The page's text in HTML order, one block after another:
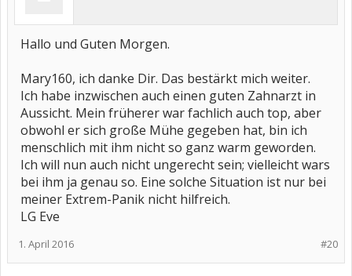
Hallo und Guten Morgen.
Mary160, ich danke Dir. Das bestärkt mich weiter.
Ich habe inzwischen auch einen guten Zahnarzt in
Aussicht. Mein früherer war fachlich auch top, aber
obwohl er sich große Mühe gegeben hat, bin ich
menschlich mit ihm nicht so ganz warm geworden.
Ich will nun auch nicht ungerecht sein; vielleicht wars
bei ihm ja genau so. Eine solche Situation ist nur bei
meiner Extrem-Panik nicht hilfreich.
LG Eve
#20
1. April 2016